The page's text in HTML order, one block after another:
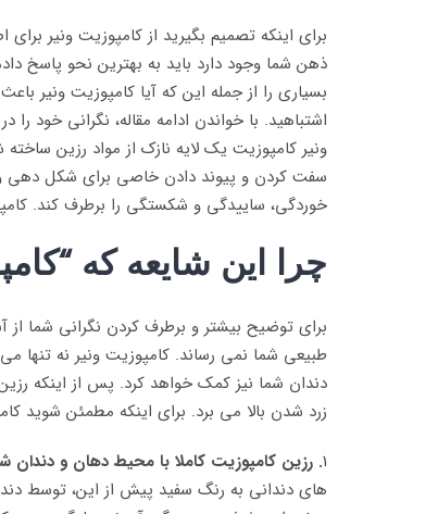
برای اینکه تصمیم بگیرید از کامپوزیت ونیر
ذهن شما وجود دارد باید به بهترین نحو پاسخ
بسیاری را از جمله این که آیا کامپوزیت ونیر
اشتباهید. با خواندن ادامه مقاله، نگرانی خود
ونیر کامپوزیت یک لایه نازک از مواد رزین
سفت کردن و پیوند دادن خاصی برای شکل دهی و
خوردگی، ساییدگی و شکستگی را برطرف کند.
چرا این شایعه که
برای توضیح بیشتر و برطرف کردن نگرانی شما
طبیعی شما نمی رساند. کامپوزیت ونیر نه تنها
دندان شما نیز کمک خواهد کرد. پس از اینکه
زرد شدن بالا می برد. برای اینکه مطمئن شوید
1. رزین کامپوزیت کاملا با محیط دهان و دندان
های دندانی به رنگ سفید پیش از این، توسط